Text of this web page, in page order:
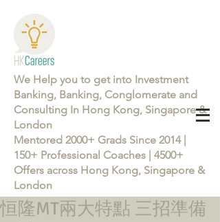
We Help you to get into Investment
Banking, Banking, Conglomerate and
Consulting In Hong Kong, Singapore &
London
Mentored 2000+ Grads Since 2014 |
150+ Professional Coaches | 4500+
Offers across Hong Kong, Singapore &
London
恒隆MT兩大特點 三招準備